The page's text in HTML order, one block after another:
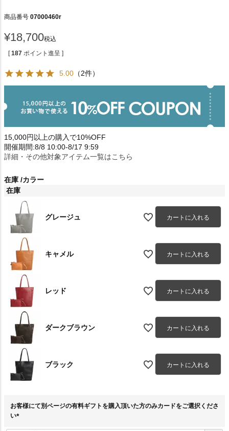
商品番号 07000460r
¥18,700税込
[ 187 ポイント進呈 ]
5.00 （2件）
15,000円以上の購入で10%OFF
開催期間:8/8 10:00-8/17 9:59
詳細・その他対象アイテム一覧はこちら
在庫 カラー
在庫
グレージュ カートに入れる
キャメル カートに入れる
レッド カートに入れる
ダークブラウン カートに入れる
ブラック カートに入れる
お客様にて別ページの有料ギフトを購入頂いた方のみカードをご選択くださ
い